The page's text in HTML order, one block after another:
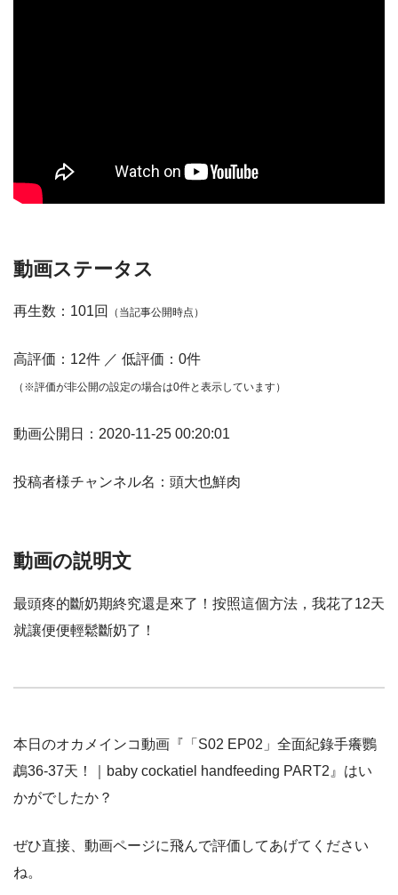
動画ステータス
再生数：101回 （当記事公開時点）
高評価：12件 ／ 低評価：0件
（※評価が非公開の設定の場合は0件と表示しています）
動画公開日：2020-11-25 00:20:01
投稿者様チャンネル名：頭大也鮮肉
動画の説明文
最頭疼的斷奶期終究還是來了！按照這個方法，我花了12天
就讓便便輕鬆斷奶了！
本日のオカメインコ動画『「S02 EP02」全面紀錄手癢鸚
鵡36-37天！｜baby cockatiel handfeeding PART2』はい
かがでしたか？
ぜひ直接、動画ページに飛んで評価してあげてください
ね。